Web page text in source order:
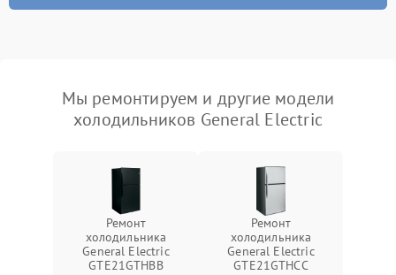
Мы ремонтируем и другие модели
холодильников General Electric
Ремонт
холодильника
General Electric
GTE21GTHBB
Ремонт
холодильника
General Electric
GTE21GTHCC